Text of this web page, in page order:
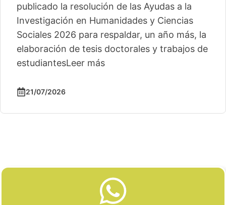
publicado la resolución de las Ayudas a la
Investigación en Humanidades y Ciencias
Sociales 2026 para respaldar, un año más, la
elaboración de tesis doctorales y trabajos de
estudiantesLeer más
21/07/2026